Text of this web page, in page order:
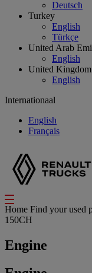
Deutsch
Turkey
English
Türkçe
United Arab
English
United Kingdom
English
Internationaal
English
Français
Home Find your used
150CH
Engine